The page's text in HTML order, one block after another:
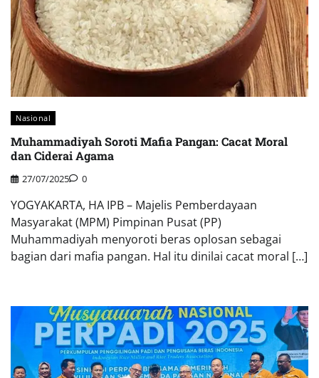
Nasional
Muhammadiyah Soroti Mafia Pangan: Cacat Moral
dan Ciderai Agama
27/07/2025 0
YOGYAKARTA, HA IPB – Majelis Pemberdayaan
Masyarakat (MPM) Pimpinan Pusat (PP)
Muhammadiyah menyoroti beras oplosan sebagai
bagian dari mafia pangan. Hal itu dinilai cacat moral […]